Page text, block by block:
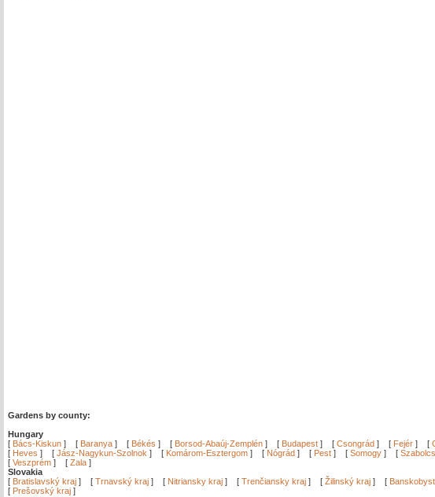
Gardens by county:
Hungary
[ Bács-Kiskun ] [ Baranya ] [ Békés ] [ Borsod-Abaúj-Zemplén ] [ Budapest ] [ Csongrád ] [ Fejér ] [
[ Heves ] [ Jász-Nagykun-Szolnok ] [ Komárom-Esztergom ] [ Nógrád ] [ Pest ] [ Somogy ] [
[ Veszprém ] [ Zala ]
Slovakia
[ Bratislavský kraj ] [ Trnavský kraj ] [ Nitriansky kraj ] [ Trenčiansky kraj ] [ Žilinský kraj ] [
[ Prešovský kraj ]